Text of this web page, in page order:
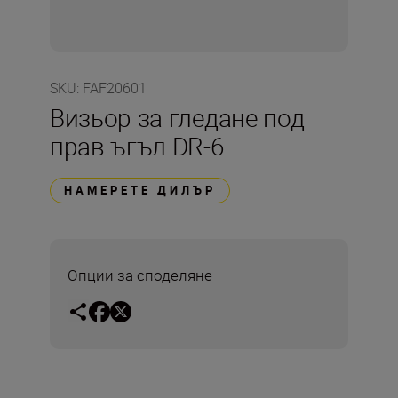
SKU: FAF20601
Визьор за гледане под
прав ъгъл DR-6
НАМЕРЕТЕ ДИЛЪР
Опции за споделяне